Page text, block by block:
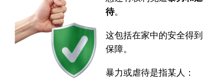
待。
这包括在家中的安全得到
保障。
暴力或虐待是指某人：